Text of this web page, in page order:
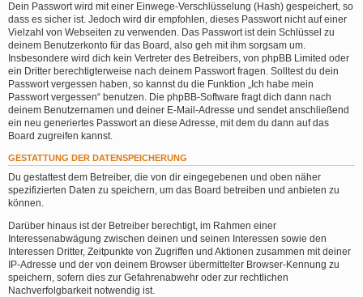
Dein Passwort wird mit einer Einwege-Verschlüsselung (Hash) gespeichert, so
dass es sicher ist. Jedoch wird dir empfohlen, dieses Passwort nicht auf einer
Vielzahl von Webseiten zu verwenden. Das Passwort ist dein Schlüssel zu
deinem Benutzerkonto für das Board, also geh mit ihm sorgsam um.
Insbesondere wird dich kein Vertreter des Betreibers, von phpBB Limited oder
ein Dritter berechtigterweise nach deinem Passwort fragen. Solltest du dein
Passwort vergessen haben, so kannst du die Funktion „Ich habe mein
Passwort vergessen“ benutzen. Die phpBB-Software fragt dich dann nach
deinem Benutzernamen und deiner E-Mail-Adresse und sendet anschließend
ein neu generiertes Passwort an diese Adresse, mit dem du dann auf das
Board zugreifen kannst.
GESTATTUNG DER DATENSPEICHERUNG
Du gestattest dem Betreiber, die von dir eingegebenen und oben näher
spezifizierten Daten zu speichern, um das Board betreiben und anbieten zu
können.
Darüber hinaus ist der Betreiber berechtigt, im Rahmen einer
Interessenabwägung zwischen deinen und seinen Interessen sowie den
Interessen Dritter, Zeitpunkte von Zugriffen und Aktionen zusammen mit deiner
IP-Adresse und der von deinem Browser übermittelter Browser-Kennung zu
speichern, sofern dies zur Gefahrenabwehr oder zur rechtlichen
Nachverfolgbarkeit notwendig ist.